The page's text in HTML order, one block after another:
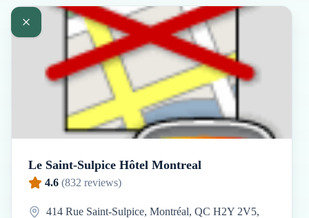
Le Saint-Sulpice Hôtel Montreal
4.6 (832 reviews)
414 Rue Saint-Sulpice, Montréal, QC H2Y 2V5,